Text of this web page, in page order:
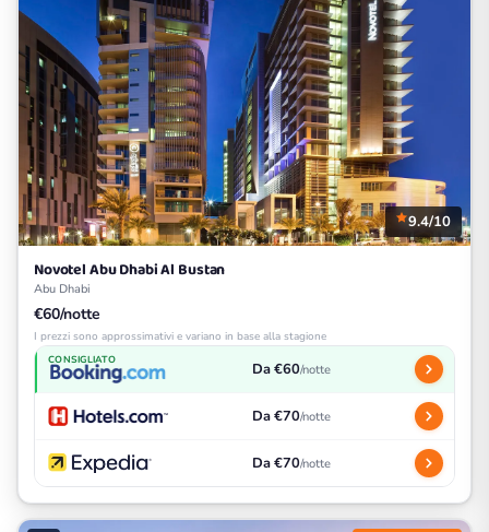
9.4/10
Novotel Abu Dhabi Al Bustan
Abu Dhabi
€60/notte
I prezzi sono approssimativi e variano in base alla stagione
CONSIGLIATO Da €60/notte
Da €70/notte
Da €70/notte